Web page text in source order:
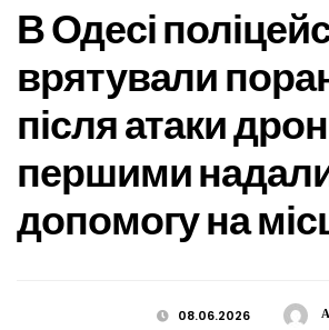
В Одесі
врятували
після атаки
першими
допомогу на
08.06.2026